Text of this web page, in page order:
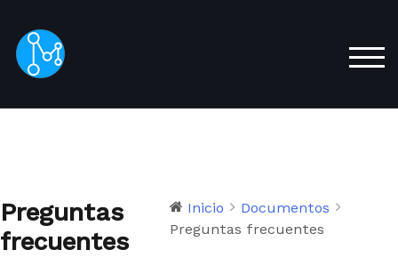
contenido
principal
Preguntas
frecuentes
Inicio
Documentos
Preguntas frecuentes